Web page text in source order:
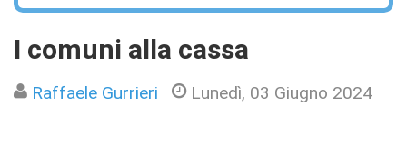
I comuni alla cassa
Raffaele Gurrieri Lunedì, 03 Giugno 2024